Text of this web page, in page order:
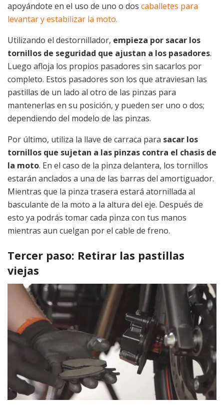
apoyándote en el uso de uno o dos caballetes para
levantar y estabilizar la moto.
Utilizando el destornillador, empieza por sacar los
tornillos de seguridad que ajustan a los pasadores.
Luego afloja los propios pasadores sin sacarlos por
completo. Estos pasadores son los que atraviesan las
pastillas de un lado al otro de las pinzas para
mantenerlas en su posición, y pueden ser uno o dos;
dependiendo del modelo de las pinzas.
Por último, utiliza la llave de carraca para sacar los
tornillos que sujetan a las pinzas contra el chasis de
la moto. En el caso de la pinza delantera, los tornillos
estarán anclados a una de las barras del amortiguador.
Mientras que la pinza trasera estará atornillada al
basculante de la moto a la altura del eje. Después de
esto ya podrás tomar cada pinza con tus manos
mientras aun cuelgan por el cable de freno.
Tercer paso: Retirar las pastillas
viejas